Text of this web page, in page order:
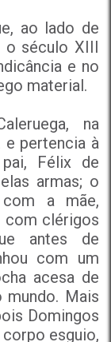
ao lado de
o século XIII
e no
material.
na
e pertencia à
Félix de
armas; o
a mãe,
com clérigos
antes de
com um
acesa de
mundo. Mais
Domingos
corpo esguio,